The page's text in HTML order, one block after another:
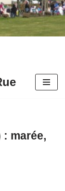
: marée,